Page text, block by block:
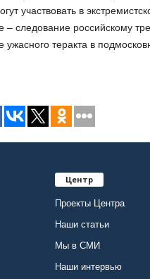
участвовать в
следование российскому
ужасного теракта в
Центр
Проекты Центра
Наши статьи
Мы в СМИ
Наши интервью